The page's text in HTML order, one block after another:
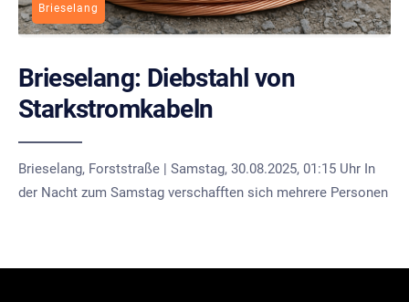
Brieselang
Brieselang: Diebstahl von
Starkstromkabeln
Brieselang, Forststraße | Samstag, 30.08.2025, 01:15 Uhr In
der Nacht zum Samstag verschafften sich mehrere Personen